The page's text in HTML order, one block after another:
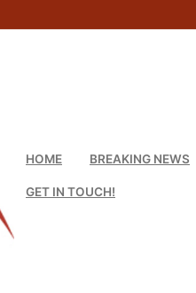
HOME BREAKING NEWS
GET IN TOUCH!